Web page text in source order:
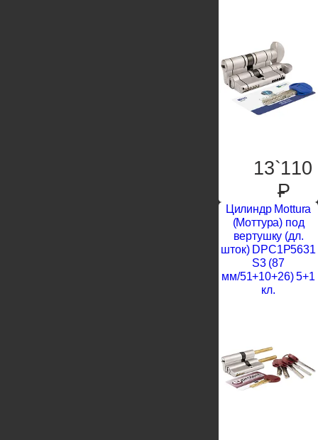
13`110
P
Цилиндр Mottura
(Моттура) под
вертушку (дл.
шток) DPC1P5631
S3 (87
мм/51+10+26) 5+1
кл.